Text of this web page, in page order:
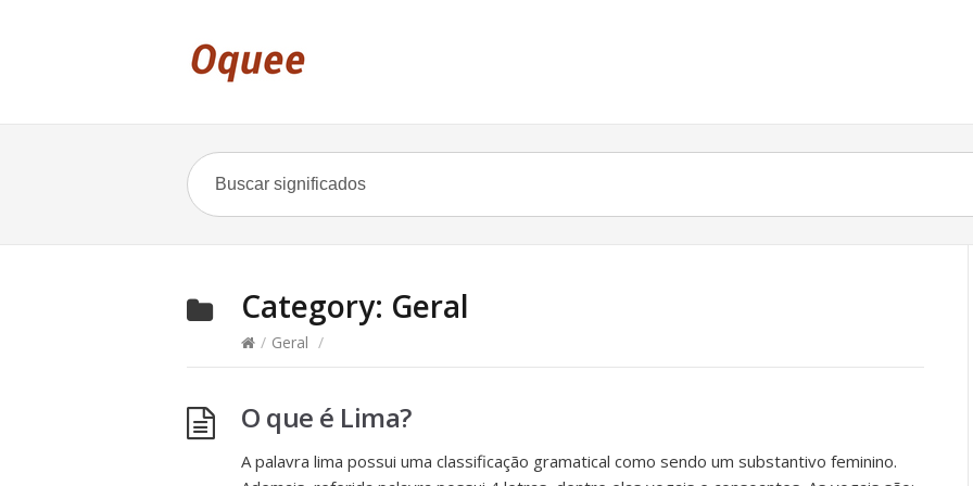
Category: Geral
/ Geral /
O que é Lima?
A palavra lima possui uma classificação gramatical como sendo um substantivo feminino.